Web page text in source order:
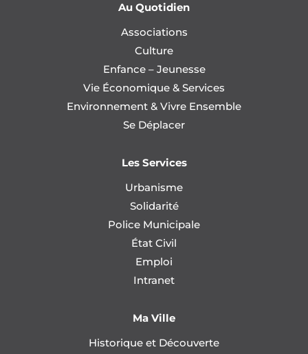
Au Quotidien
Associations
Culture
Enfance – Jeunesse
Vie Économique & Services
Environnement & Vivre Ensemble
Se Déplacer
Les Services
Urbanisme
Solidarité
Police Municipale
État Civil
Emploi
Intranet
Ma Ville
Historique et Découverte